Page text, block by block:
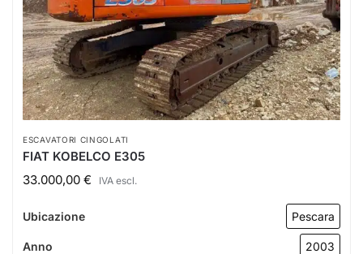
ESCAVATORI CINGOLATI
FIAT KOBELCO E305
33.000,00 € IVA escl.
Ubicazione Pescara
Anno 2003